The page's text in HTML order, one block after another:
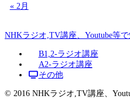
« 2月
NHKラジオ,TV講座、Youtube等で
B1,2-ラジオ講座
A2-ラジオ講座
その他
© 2016 NHKラジオ,TV講座、